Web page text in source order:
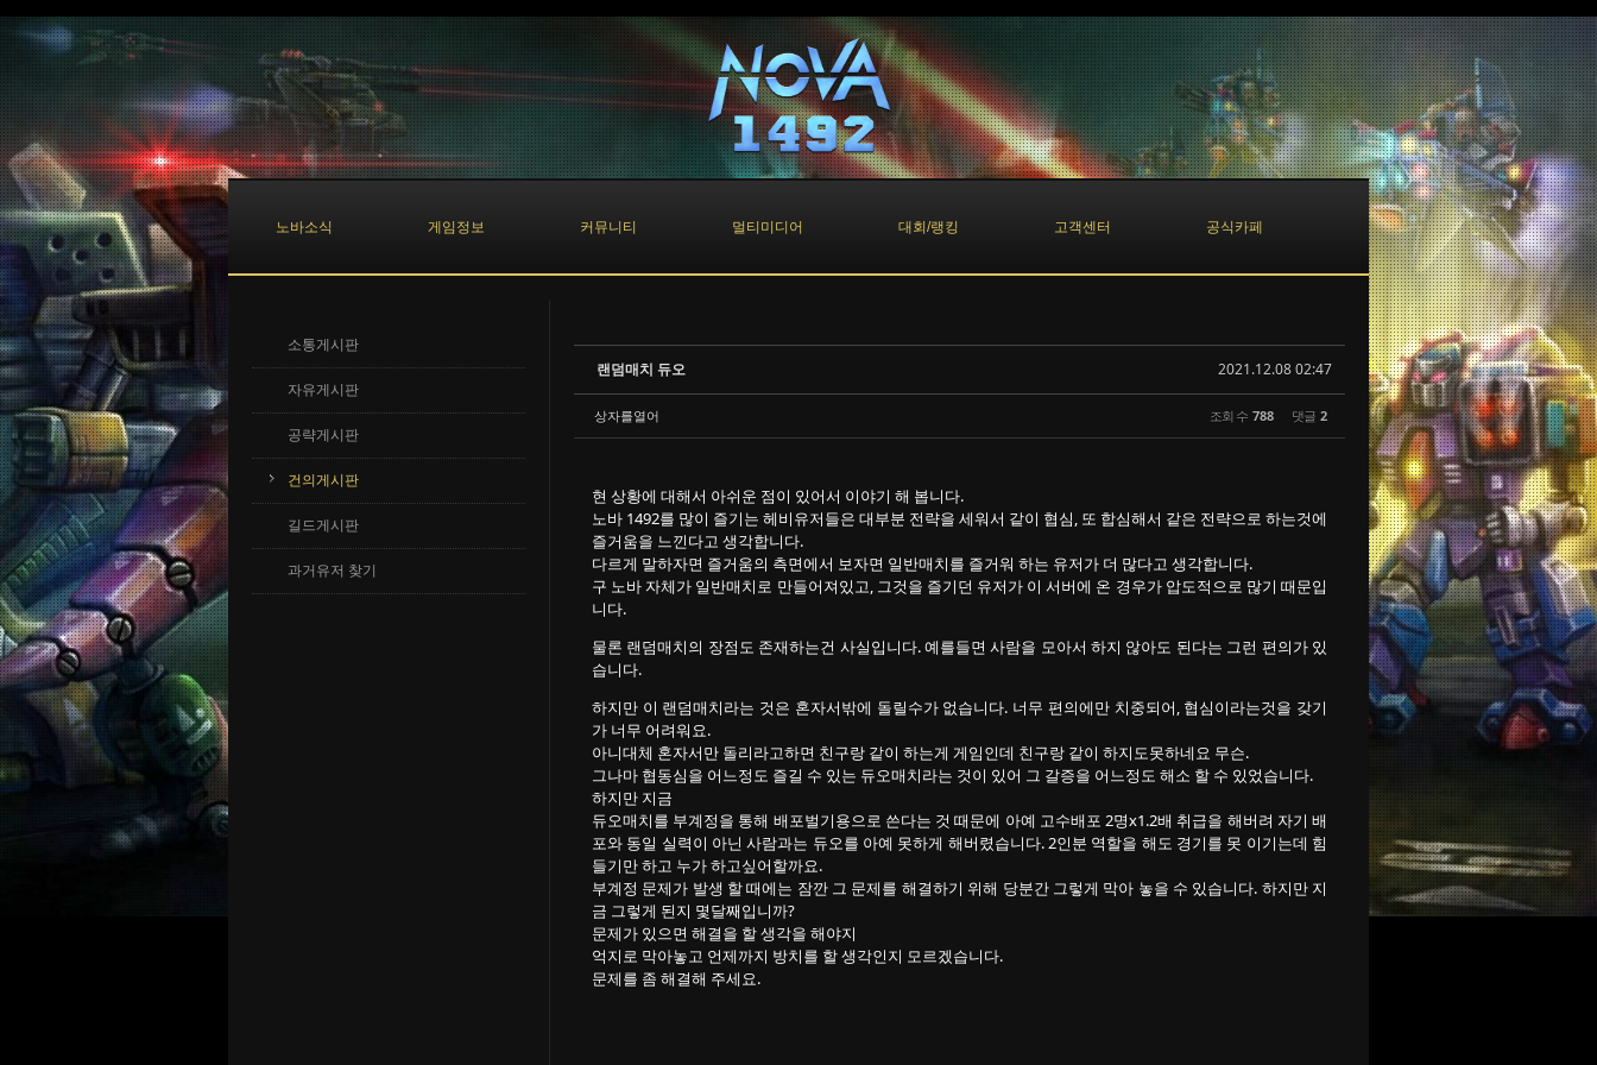
노바소식 게임정보 커뮤니티 멀티미디어 대회/랭킹 고객센터 공식카페
소통게시판
자유게시판
공략게시판
건의게시판
길드게시판
과거유저 찾기
2021.12.08 02:47
랜덤매치 듀오
상자를열어 조회 수 788 댓글 2
현 상황에 대해서 아쉬운 점이 있어서 이야기 해 봅니다.
노바 1492를 많이 즐기는 헤비유저들은 대부분 전략을 세워서 같이 협심, 또 합심해서 같은 전략으로 하는것에
즐거움을 느낀다고 생각합니다.
다르게 말하자면 즐거움의 측면에서 보자면 일반매치를 즐거워 하는 유저가 더 많다고 생각합니다.
구 노바 자체가 일반매치로 만들어져있고, 그것을 즐기던 유저가 이 서버에 온 경우가 압도적으로 많기 때문입
니다.
물론 랜덤매치의 장점도 존재하는건 사실입니다. 예를들면 사람을 모아서 하지 않아도 된다는 그런 편의가 있
습니다.
하지만 이 랜덤매치라는 것은 혼자서밖에 돌릴수가 없습니다. 너무 편의에만 치중되어, 협심이라는것을 갖기
가 너무 어려워요.
아니대체 혼자서만 돌리라고하면 친구랑 같이 하는게 게임인데 친구랑 같이 하지도못하네요 무슨.
그나마 협동심을 어느정도 즐길 수 있는 듀오매치라는 것이 있어 그 갈증을 어느정도 해소 할 수 있었습니다.
하지만 지금
듀오매치를 부계정을 통해 배포벌기용으로 쓴다는 것 때문에 아예 고수배포 2명x1.2배 취급을 해버려 자기 배
포와 동일 실력이 아닌 사람과는 듀오를 아예 못하게 해버렸습니다. 2인분 역할을 해도 경기를 못 이기는데 힘
들기만 하고 누가 하고싶어할까요.
부계정 문제가 발생 할 때에는 잠깐 그 문제를 해결하기 위해 당분간 그렇게 막아 놓을 수 있습니다. 하지만 지
금 그렇게 된지 몇달째입니까?
문제가 있으면 해결을 할 생각을 해야지
억지로 막아놓고 언제까지 방치를 할 생각인지 모르겠습니다.
문제를 좀 해결해 주세요.
Sketchbook5, 스케치북5
Sketchbook5, 스케치북5